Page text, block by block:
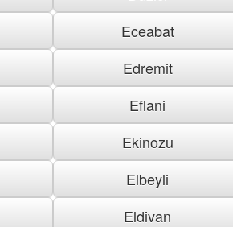
Eceabat
Edremit
Eflani
Ekinozu
Elbeyli
Eldivan